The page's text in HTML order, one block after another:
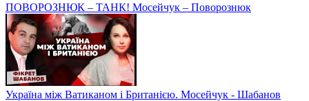
ПОВОРОЗНЮК – ТАНК! Мосейчук – Поворознюк
Україна між Ватиканом і Британією. Мосейчук - Шабанов